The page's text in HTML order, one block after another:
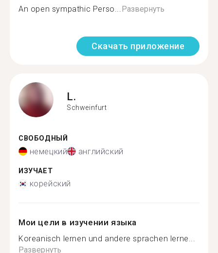
An open sympathic Perso...Развернуть
Скачать приложение
L.
Schweinfurt
СВОБОДНЫЙ
немецкий английский
ИЗУЧАЕТ
корейский
Мои цели в изучении языка
Koreanisch lernen und andere sprachen lerne...
Развернуть